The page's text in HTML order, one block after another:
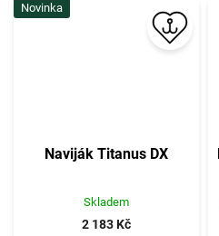
Novinka
Naviják Titanus DX
Skladem
2 183 Kč